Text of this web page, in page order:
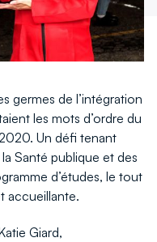
germes de l’intégration
les mots d’ordre du
Un défi tenant
Santé publique et des
d’études, le tout
accueillante.
Giard,